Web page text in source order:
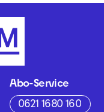
Abo-Service
0621 1680 160